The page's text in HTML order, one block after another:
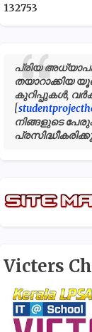
132753
പ്രിയ
തയാറാക്കിയ
കുറിപ്പുകൾ,
[
നിങ്ങളുടെ
Victers